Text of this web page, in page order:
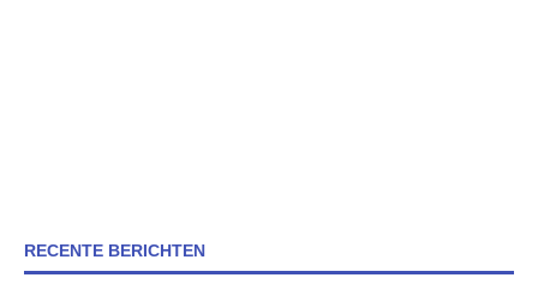
RECENTE BERICHTEN